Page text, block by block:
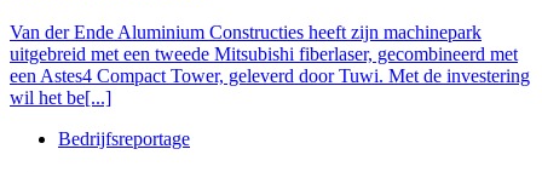
Van der Ende Aluminium Constructies heeft zijn machinepark
uitgebreid met een tweede Mitsubishi fiberlaser, gecombineerd met
een Astes4 Compact Tower, geleverd door Tuwi. Met de investering
wil het be[...]
Bedrijfsreportage